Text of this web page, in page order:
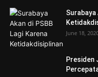
Surabaya
June 18,
Presiden